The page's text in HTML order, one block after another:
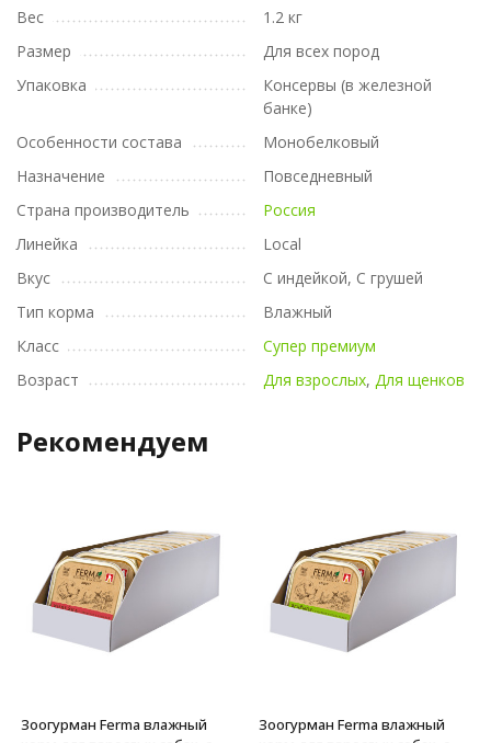
Вес
1.2 кг
Размер
Для всех пород
Упаковка
Консервы (в железной
банке)
Особенности состава
Монобелковый
Назначение
Повседневный
Страна производитель
Россия
Линейка
Local
Вкус
С индейкой, С грушей
Тип корма
Влажный
Класс
Супер премиум
Возраст
Для взрослых, Для щенков
Рекомендуем
Зоогурман Ferma влажный
Зоогурман Ferma влажный